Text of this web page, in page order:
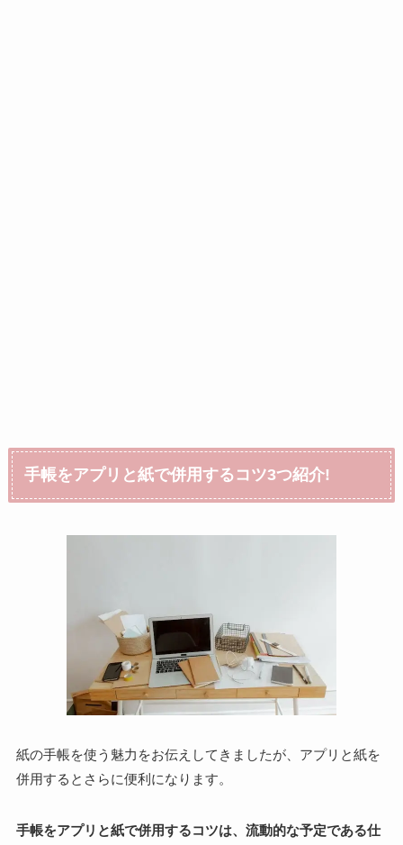
手帳をアプリと紙で併用するコツ3つ紹介!
紙の手帳を使う魅力をお伝えしてきましたが、アプリと紙を
併用するとさらに便利になります。
手帳をアプリと紙で併用するコツは、流動的な予定である仕